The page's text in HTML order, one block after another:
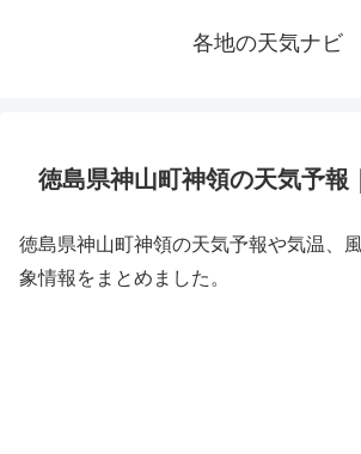
各地の天気ナビ
徳島県神山町神領の天気予報
徳島県神山町神領の天気予報や気温、
象情報をまとめました。